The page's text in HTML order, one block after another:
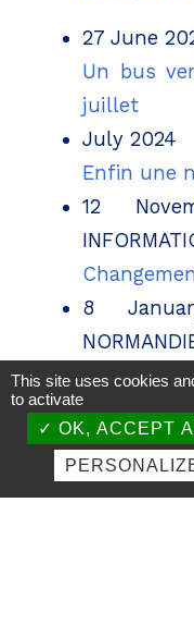
27 June
Un bus
juillet
July 2024
Enfin une
12
8
Entretien
Directeur
2025
Objectif
This site uses cookies
to activate
OK, ACCEPT